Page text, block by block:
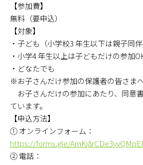
【参加費】
無料（要申込）
【対象】
・子ども（小学校3 年生以下は親子同伴
・小学4 年生以上は子どもだけの参加
・どなたでも
※お子さんだけ参加の保護者の皆さま
お子さんだけの参加にあたり、同意
ています。
【申込方法】
① オンラインフォーム：
https://forms.gle/
② 電話：